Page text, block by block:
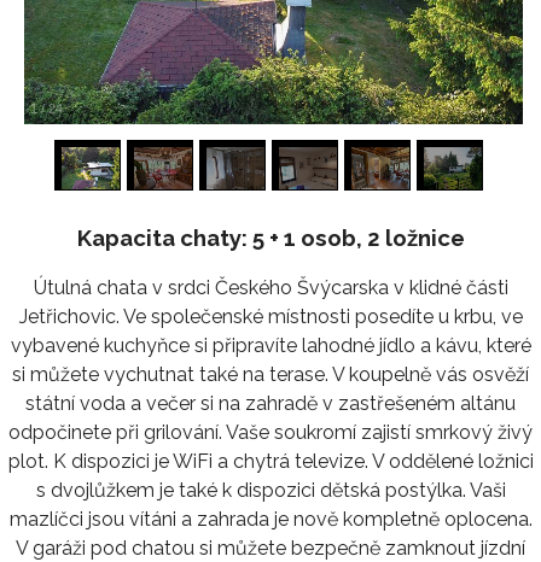
1/24
Kapacita chaty: 5 + 1 osob, 2 ložnice
Útulná chata v srdci Českého Švýcarska v klidné části
Jetřichovic. Ve společenské místnosti posedíte u krbu, ve
vybavené kuchyňce si připravíte lahodné jídlo a kávu, které
si můžete vychutnat také na terase. V koupelně vás osvěží
státní voda a večer si na zahradě v zastřešeném altánu
odpočinete při grilování. Vaše soukromí zajistí smrkový živý
plot. K dispozici je WiFi a chytrá televize. V oddělené ložnici
s dvojlůžkem je také k dispozici dětská postýlka. Vaši
mazlíčci jsou vítáni a zahrada je nově kompletně oplocena.
V garáži pod chatou si můžete bezpečně zamknout jízdní